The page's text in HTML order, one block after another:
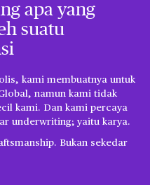
apa yang
suatu
kami membuatnya untuk
namun kami tidak
kami. Dan kami percaya
underwriting; yaitu karya.
Bukan sekedar